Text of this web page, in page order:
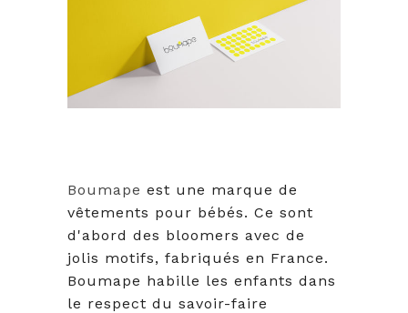
Boumape est une marque de
vêtements pour bébés. Ce sont
d'abord des bloomers avec de
jolis motifs, fabriqués en France.
Boumape habille les enfants dans
le respect du savoir-faire